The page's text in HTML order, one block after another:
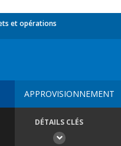
et opérations
APPROVISIONNEMENT
DÉTAILS CLÉS